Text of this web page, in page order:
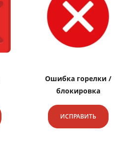
Ошибка горелки /
блокировка
ИСПРАВИТЬ